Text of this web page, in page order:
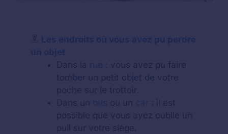
Les endroits où vous avez pu perdre
un objet
Dans la rue : vous avez pu faire
tomber un petit objet de votre
poche sur le trottoir.
Dans un bus ou un car : il est
possible que vous ayez oublié un
pull sur votre siège.